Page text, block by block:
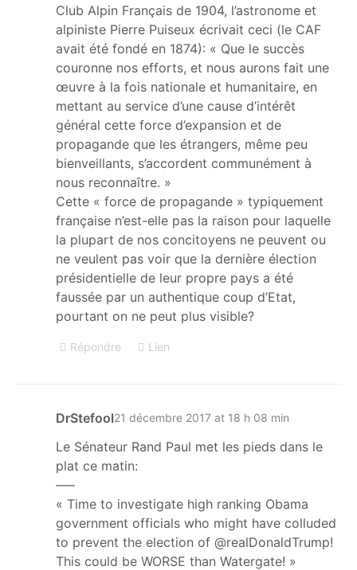
Club Alpin Français de 1904, l’astronome et
alpiniste Pierre Puiseux écrivait ceci (le CAF
avait été fondé en 1874): « Que le succès
couronne nos efforts, et nous aurons fait une
œuvre à la fois nationale et humanitaire, en
mettant au service d’une cause d’intérêt
général cette force d’expansion et de
propagande que les étrangers, même peu
bienveillants, s’accordent communément à
nous reconnaître. »
Cette « force de propagande » typiquement
française n’est-elle pas la raison pour laquelle
la plupart de nos concitoyens ne peuvent ou
ne veulent pas voir que la dernière élection
présidentielle de leur propre pays a été
faussée par un authentique coup d’Etat,
pourtant on ne peut plus visible?
Répondre Lien
DrStefool21 décembre 2017 at 18 h 08 min
Le Sénateur Rand Paul met les pieds dans le
plat ce matin:
—–
« Time to investigate high ranking Obama
government officials who might have colluded
to prevent the election of @realDonaldTrump!
This could be WORSE than Watergate! »